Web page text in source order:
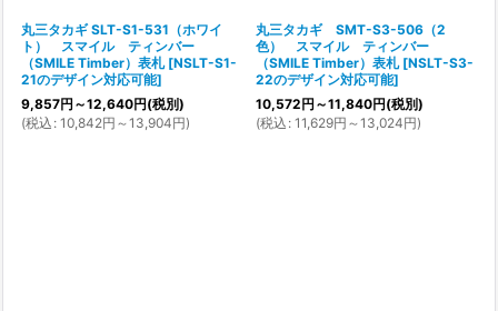
丸三タカギ SLT-S1-531（ホワイ
ト） スマイル ティンバー
（SMILE Timber）表札 [NSLT-S1-
21のデザイン対応可能]
9,857円 ～12,640円(税別)
(税込 : 10,842円 ～13,904円)
丸三タカギ SMT-S3-506（2
色） スマイル ティンバー
（SMILE Timber）表札 [NSLT-S3-
22のデザイン対応可能]
10,572円 ～11,840円(税別)
(税込 : 11,629円 ～13,024円)